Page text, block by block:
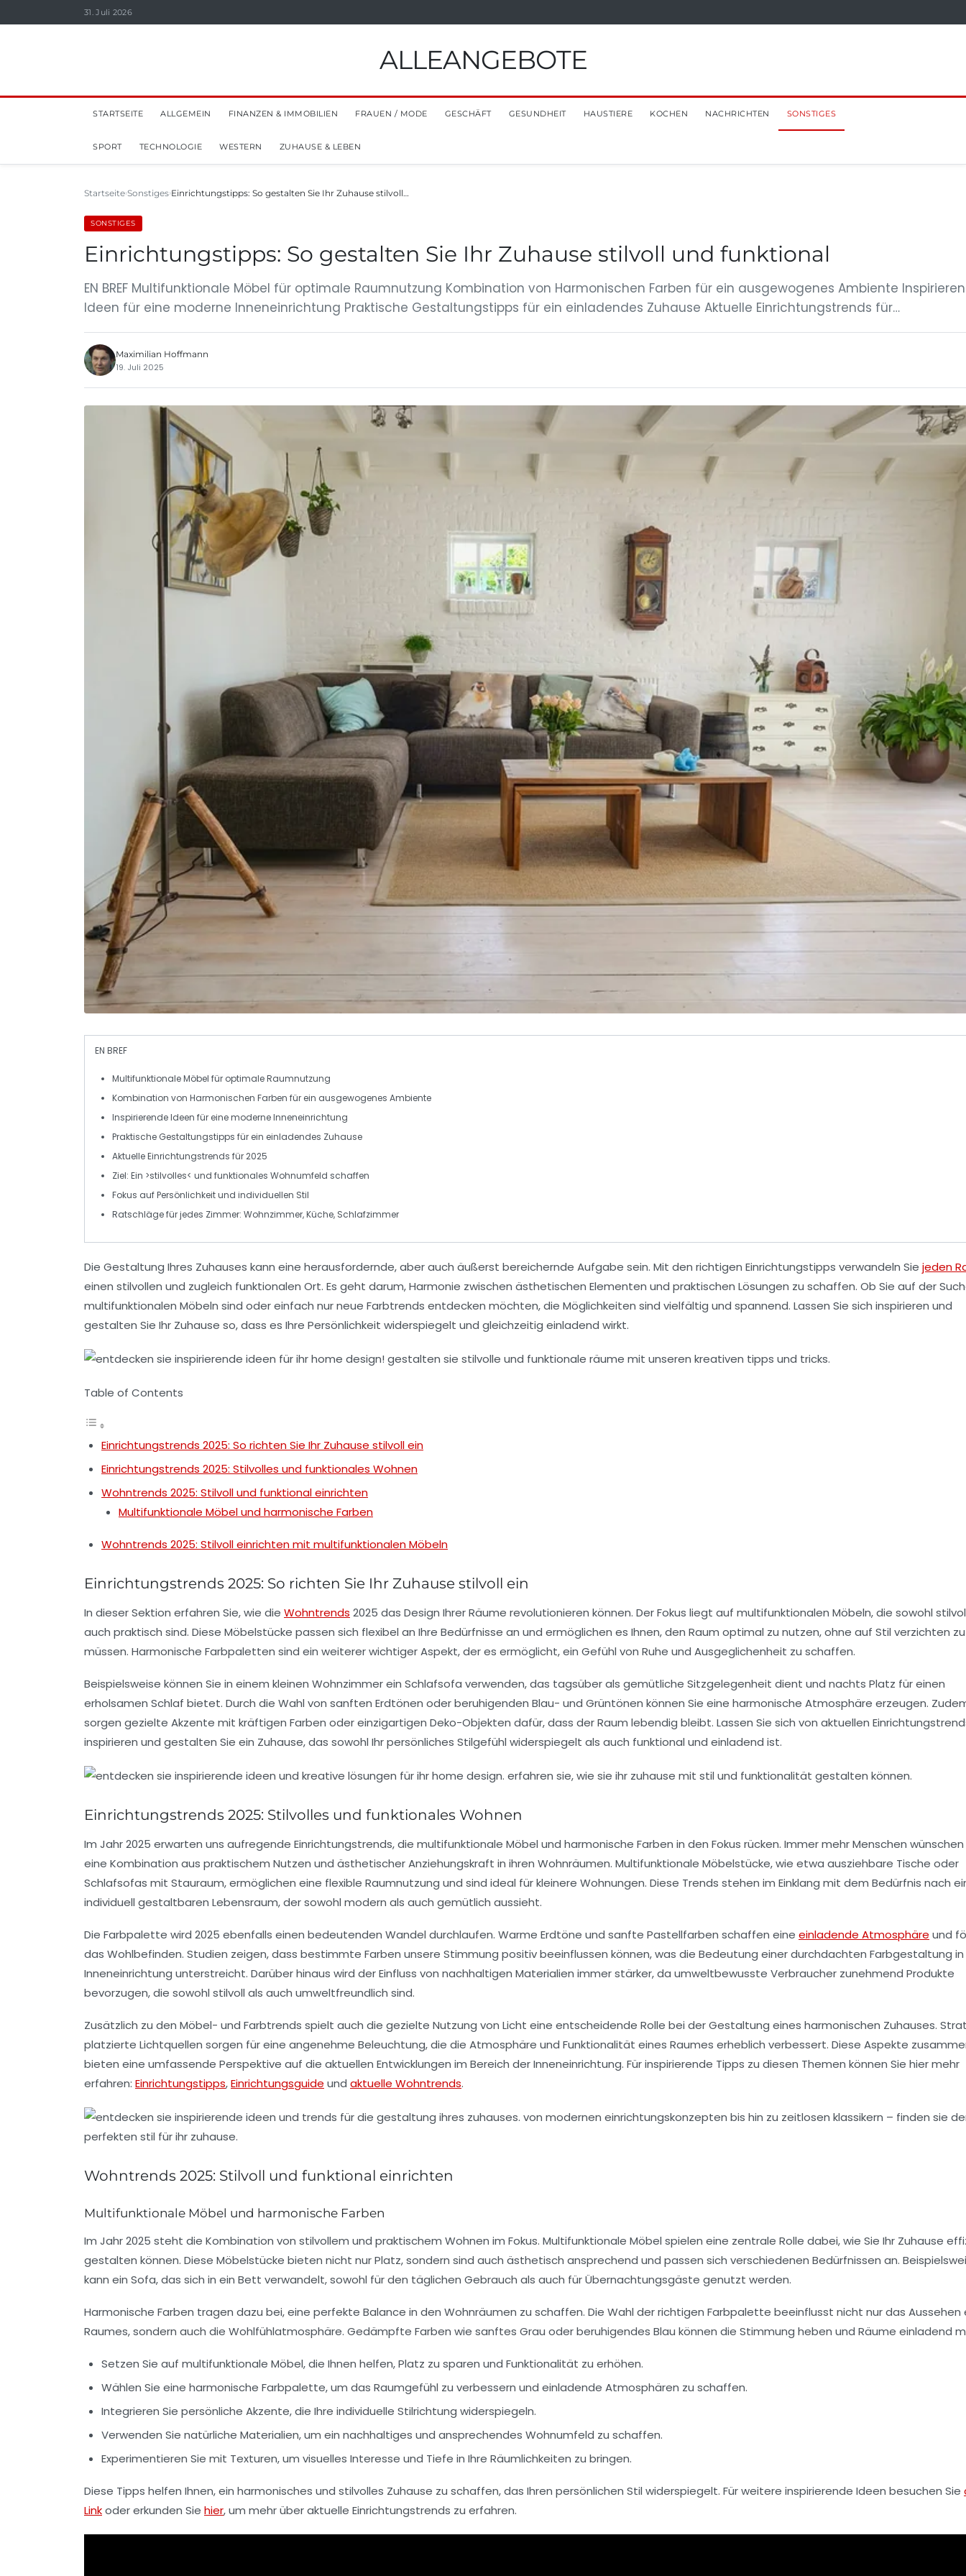
31. Juli 2026
ALLEANGEBOTE
STARTSEITE ALLGEMEIN FINANZEN & IMMOBILIEN FRAUEN / MODE GESCHÄFT GESUNDHEIT HAUSTIERE KOCHEN NACHRICHTEN SONSTIGES
SPORT TECHNOLOGIE WESTERN ZUHAUSE & LEBEN
Startseite Sonstiges Einrichtungstipps: So gestalten Sie Ihr Zuhause stilvoll…
SONSTIGES
Einrichtungstipps: So gestalten Sie Ihr Zuhause stilvoll und funktional
EN BREF Multifunktionale Möbel für optimale Raumnutzung Kombination von Harmonischen Farben für ein ausgewogenes Ambiente
Ideen für eine moderne Inneneinrichtung Praktische Gestaltungstipps für ein einladendes Zuhause Aktuelle Einrichtungstrends für…
Maximilian Hoffmann
19. Juli 2025
EN BREF
Multifunktionale Möbel für optimale Raumnutzung
Kombination von Harmonischen Farben für ein ausgewogenes Ambiente
Inspirierende Ideen für einemoderne Inneneinrichtung
Praktische Gestaltungstipps für ein einladendes Zuhause
AktuelleEinrichtungstrends für 2025
Ziel: Ein >stilvolles< und funktionales Wohnumfeld schaffen
Fokus aufPersönlichkeitund individuellen Stil
Ratschläge für jedes Zimmer: Wohnzimmer, Küche, Schlafzimmer
Die Gestaltung Ihres Zuhauses kann eine herausfordernde, aber auch äußerst bereichernde Aufgabe sein. Mit den richtigen Einrichtungstipps verwandeln Sie jeden
einen stilvollen und zugleich funktionalen Ort. Es geht darum, Harmonie zwischen ästhetischen Elementen und praktischen Lösungen zu schaffen. Ob Sie auf der
multifunktionalen Möbeln sind oder einfach nur neue Farbtrends entdecken möchten, die Möglichkeiten sind vielfältig und spannend. Lassen Sie sich inspirieren und
gestalten Sie Ihr Zuhause so, dass es Ihre Persönlichkeit widerspiegelt und gleichzeitig einladend wirkt.
Table of Contents
Einrichtungstrends 2025: So richten Sie Ihr Zuhause stilvoll ein
Einrichtungstrends 2025: Stilvolles und funktionales Wohnen
Wohntrends 2025: Stilvoll und funktional einrichten
Multifunktionale Möbel und harmonische Farben
Wohntrends 2025: Stilvoll einrichten mit multifunktionalen Möbeln
Einrichtungstrends 2025: So richten Sie Ihr Zuhause stilvoll ein
In dieser Sektion erfahren Sie, wie die Wohntrends 2025 das Design Ihrer Räume revolutionieren können. Der Fokus liegt auf multifunktionalen Möbeln, die sowohl
auch praktisch sind. Diese Möbelstücke passen sich flexibel an Ihre Bedürfnisse an und ermöglichen es Ihnen, den Raum optimal zu nutzen, ohne auf Stil verzichten zu
müssen. Harmonische Farbpaletten sind ein weiterer wichtiger Aspekt, der es ermöglicht, ein Gefühl von Ruhe und Ausgeglichenheit zu schaffen.
Beispielsweise können Sie in einem kleinen Wohnzimmer ein Schlafsofa verwenden, das tagsüber als gemütliche Sitzgelegenheit dient und nachts Platz für einen
erholsamen Schlaf bietet. Durch die Wahl von sanften Erdtönen oder beruhigenden Blau- und Grüntönen können Sie eine harmonische Atmosphäre erzeugen.
sorgen gezielte Akzente mit kräftigen Farben oder einzigartigen Deko-Objekten dafür, dass der Raum lebendig bleibt. Lassen Sie sich von aktuellen
inspirieren und gestalten Sie ein Zuhause, das sowohl Ihr persönliches Stilgefühl widerspiegelt als auch funktional und einladend ist.
Einrichtungstrends 2025: Stilvolles und funktionales Wohnen
Im Jahr 2025 erwarten uns aufregende Einrichtungstrends, die multifunktionale Möbel und harmonische Farben in den Fokus rücken. Immer mehr Menschen
eine Kombination aus praktischem Nutzen und ästhetischerAnziehungskraft in ihren Wohnräumen. Multifunktionale Möbelstücke, wie etwa ausziehbare Tische oder
Schlafsofas mit Stauraum, ermöglichen eine flexible Raumnutzung und sind ideal für kleinere Wohnungen. Diese Trends stehen im Einklang mit dem Bedürfnis nach
individuell gestaltbaren Lebensraum, der sowohl modern als auch gemütlich aussieht.
Die Farbpalette wird 2025 ebenfalls einen bedeutenden Wandel durchlaufen. Warme Erdtöne und sanfte Pastellfarben schaffen eine einladende Atmosphäre und
das Wohlbefinden. Studien zeigen, dass bestimmte Farben unsere Stimmung positiv beeinflussen können, was die Bedeutung einer durchdachten Farbgestaltung
Inneneinrichtung unterstreicht. Darüber hinaus wird der Einfluss von nachhaltigen Materialien immer stärker, da umweltbewusste Verbraucher zunehmend Produkte
bevorzugen, die sowohl stilvoll als auch umweltfreundlich sind.
Zusätzlich zu den Möbel- und Farbtrends spielt auch die gezielte Nutzung von Licht eine entscheidende Rolle bei der Gestaltung eines harmonischen Zuhauses.
platzierte Lichtquellen sorgen für eine angenehme Beleuchtung, die die Atmosphäre und Funktionalität eines Raumes erheblich verbessert. Diese Aspekte
bieten eine umfassende Perspektive auf die aktuellen Entwicklungen im Bereich der Inneneinrichtung. Für inspirierende Tipps zu diesen Themen können Sie hier mehr
erfahren: Einrichtungstipps,Einrichtungsguide und aktuelle Wohntrends.
Wohntrends 2025: Stilvoll und funktional einrichten
Multifunktionale Möbel und harmonische Farben
Im Jahr 2025 steht die Kombination von stilvollem und praktischem Wohnen im Fokus. Multifunktionale Möbel spielen eine zentrale Rolle dabei, wie Sie Ihr Zuhause
gestalten können. Diese Möbelstücke bieten nicht nur Platz, sondern sind auch ästhetisch ansprechend und passen sich verschiedenen Bedürfnissen an.
kann ein Sofa, das sich in ein Bett verwandelt, sowohl für den täglichen Gebrauch als auch für Übernachtungsgäste genutzt werden.
Harmonische Farben tragen dazu bei, eine perfekte Balance in den Wohnräumen zu schaffen. Die Wahl der richtigen Farbpalette beeinflusst nicht nur das Aussehen
Raumes, sondern auch die Wohlfühlatmosphäre. Gedämpfte Farben wie sanftes Grau oder beruhigendes Blau können die Stimmung heben und Räume einladend
Setzen Sie auf multifunktionale Möbel, die Ihnen helfen, Platz zu sparen und Funktionalität zu erhöhen.
Wählen Sie eine harmonische Farbpalette, um das Raumgefühl zu verbessern und einladende Atmosphären zu schaffen.
Integrieren Sie persönliche Akzente, die Ihre individuelle Stilrichtung widerspiegeln.
Verwenden Sie natürliche Materialien, um ein nachhaltiges und ansprechendes Wohnumfeld zu schaffen.
Experimentieren Sie mit Texturen, um visuelles Interesse und Tiefe in Ihre Räumlichkeiten zu bringen.
Diese Tipps helfen Ihnen, ein harmonisches und stilvolles Zuhause zu schaffen, das Ihren persönlichen Stil widerspiegelt. Für weitere inspirierende Ideen besuchen Sie
Linkoder erkunden Sie hier, um mehr über aktuelle Einrichtungstrends zu erfahren.